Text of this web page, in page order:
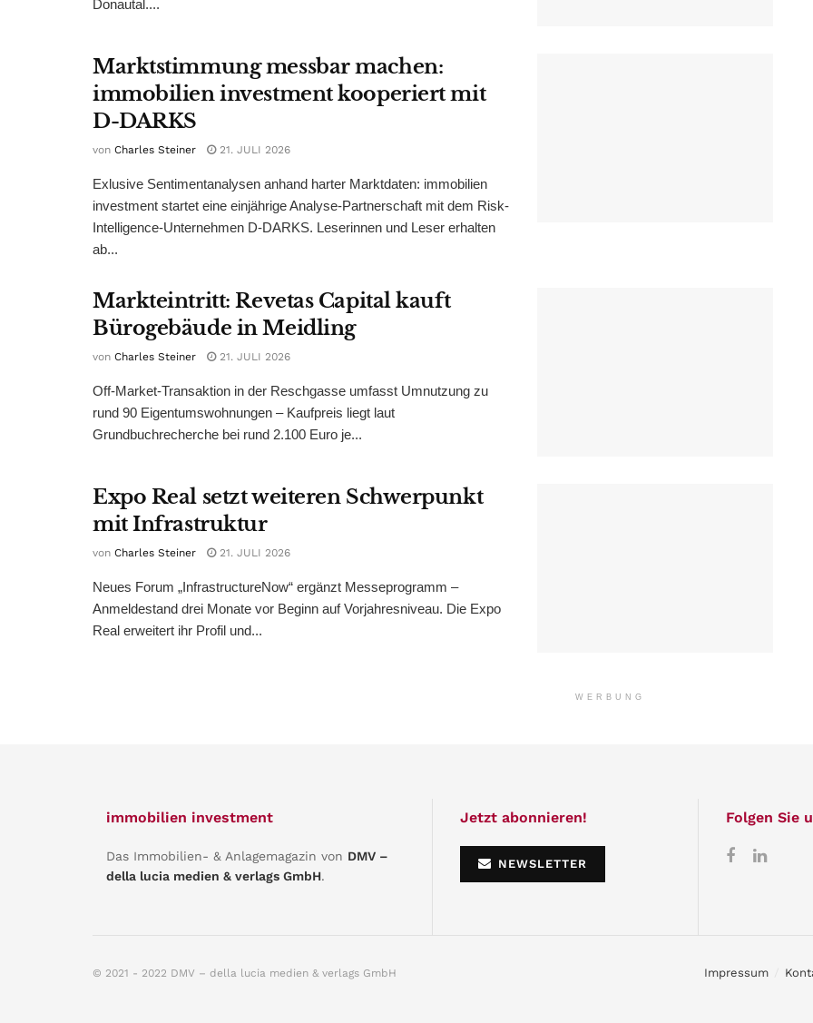
Donautal....
Marktstimmung messbar machen:
immobilien investment kooperiert mit
D-DARKS
von Charles Steiner 21. JULI 2026
Exlusive Sentimentanalysen anhand harter Marktdaten: immobilien
investment startet eine einjährige Analyse-Partnerschaft mit dem Risk-
Intelligence-Unternehmen D-DARKS. Leserinnen und Leser erhalten
ab...
Markteintritt: Revetas Capital kauft
Bürogebäude in Meidling
von Charles Steiner 21. JULI 2026
Off-Market-Transaktion in der Reschgasse umfasst Umnutzung zu
rund 90 Eigentumswohnungen – Kaufpreis liegt laut
Grundbuchrecherche bei rund 2.100 Euro je...
Expo Real setzt weiteren Schwerpunkt
mit Infrastruktur
von Charles Steiner 21. JULI 2026
Neues Forum „InfrastructureNow“ ergänzt Messeprogramm –
Anmeldestand drei Monate vor Beginn auf Vorjahresniveau. Die Expo
Real erweitert ihr Profil und...
WERBUNG
immobilien investment
Das Immobilien- & Anlagemagazin von DMV –
della lucia medien & verlags GmbH.
Jetzt abonnieren!
NEWSLETTER
Folgen Sie
Impressum
© 2021 - 2022 DMV – della lucia medien & verlags GmbH